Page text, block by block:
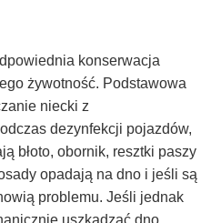
konserwacja
żywotność. Podstawowa
niecki z
dezynfekcji pojazdów,
błoto, obornik, resztki paszy
opadają na dno i jeśli są
problemu. Jeśli jednak